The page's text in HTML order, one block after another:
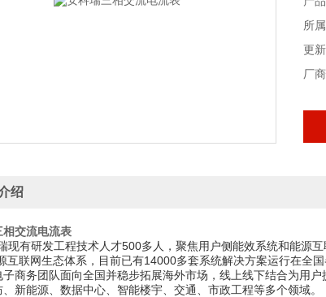
所
更
厂
绍
相交流电流表
有研发工程技术人才500多人，聚焦用户侧能效系统和能源
互联网生态体系，目前已有14000多套系统解决方案运行在全
子商务团队面向全国并稳步拓展海外市场，线上线下结合为用
新能源、数据中心、智能楼宇、交通、市政工程等多个领域。